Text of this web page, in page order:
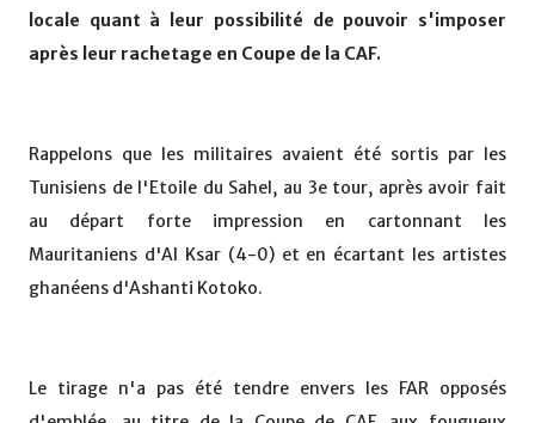
locale quant à leur possibilité de pouvoir s'imposer
après leur rachetage en Coupe de la CAF.
Rappelons que les militaires avaient été sortis par les
Tunisiens de l'Etoile du Sahel, au 3e tour, après avoir fait
au départ forte impression en cartonnant les
Mauritaniens d'Al Ksar (4-0) et en écartant les artistes
ghanéens d'Ashanti Kotoko.
Le tirage n'a pas été tendre envers les FAR opposés